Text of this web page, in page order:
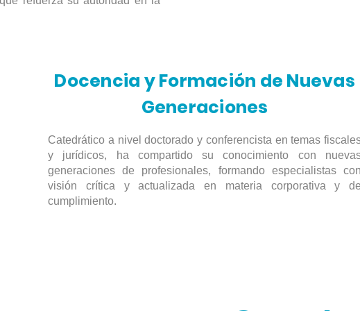
Docencia y Formación de Nuevas
Generaciones
Catedrático a nivel doctorado y conferencista en temas
y jurídicos, ha compartido su conocimiento con
generaciones de profesionales, formando especialistas con
visión crítica y actualizada en materia corporativa y de
cumplimiento.